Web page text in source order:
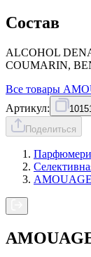
Состав
ALCOHOL
COUMARIN,
Все товары
Артикул:
Поделиться
AMOUAGE